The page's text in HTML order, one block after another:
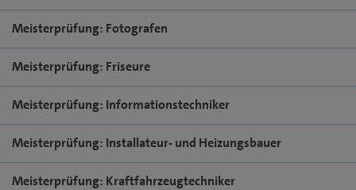
Meisterprüfung: Fotografen
Meisterprüfung: Friseure
Meisterprüfung: Informationstechniker
Meisterprüfung: Installateur- und Heizungsbauer
Meisterprüfung: Kraftfahrzeugtechniker